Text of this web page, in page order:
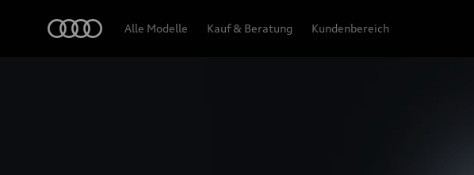
Alle Modelle Kauf & Beratung Kundenbereich
Design & Ausstattung